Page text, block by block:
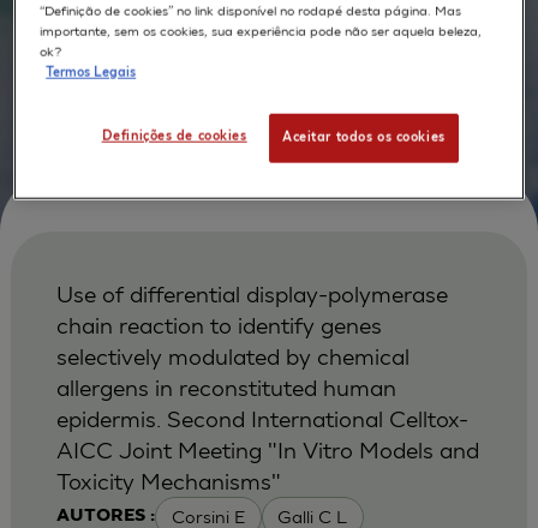
AUTORES
AUTORES : Corsini E Galli C L
Use of differential display-polymerase
chain reaction to identify genes
selectively modulated by chemical
allergens in reconstituted human
epidermis. Second International Celltox-
AICC Joint Meeting "In Vitro Models and
Toxicity Mechanisms"
“Definição de cookies” no link disponível no rodapé desta página. Mas
importante, sem os cookies, sua experiência pode não ser aquela beleza,
ok?
Termos Legais
Definições de cookies Aceitar todos os cookies